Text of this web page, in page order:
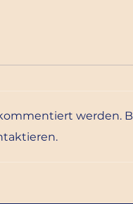
EHJ Weinfest
werden.